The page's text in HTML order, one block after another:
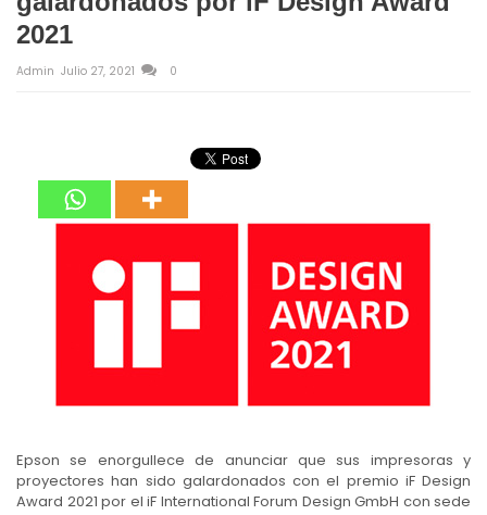
2021
Admin Julio 27, 2021 0
Epson se enorgullece de anunciar que sus impresoras y
proyectores han sido galardonados con el premio iF Design
Award 2021 por el iF International Forum Design GmbH con sede